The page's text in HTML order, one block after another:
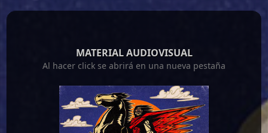
MATERIAL AUDIOVISUAL
Al hacer click se abrirá en una nueva pestaña